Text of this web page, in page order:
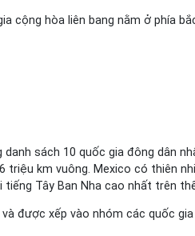
cộng hòa liên bang nằm ở phía
sách 10 quốc gia đông dân
km vuông. Mexico có thiên
Tây Ban Nha cao nhất trên
được xếp vào nhóm các quốc